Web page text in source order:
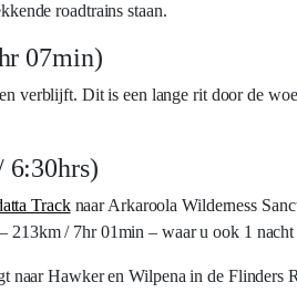
roadtrains staan.
07min)
verblijft. Dit is een lange rit door de
6:30hrs)
Tracknaar Arkaroola Wilderness
213km / 7hr 01min – waar u ook 1
Hawker en Wilpena in de Flinders